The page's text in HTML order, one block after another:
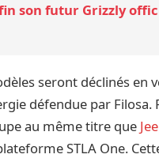
son futur Grizzly
seront déclinés en
défendue par
au même titre que
STLA One.